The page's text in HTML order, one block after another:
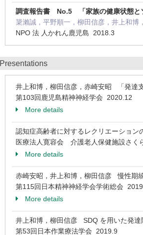
調査報告書 No.5 「家族の健康状態と
簗瀨誠，平野順一，柳田信彦，井上和博
NPO 法 人かれん鹿児島 2018.3
Presentations
井上和博，柳田信彦，赤崎安昭 「発達
第103回鹿児島精神神経学会 2020.12
More details
認知症高齢者に対するレクリエーション
医療法人寛容会 介護老人保健施設さ
More details
赤崎安昭，井上和博，柳田信彦 慢性期
第115回日本精神神経学会学術総会
More details
井上和博，柳田信彦 SDQ を用いた発達
第53回日本作業療法学会 2019.9